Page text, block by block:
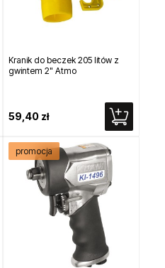
Kranik do beczek 205 litów z
gwintem 2" Atmo
59,40 zł
promocja